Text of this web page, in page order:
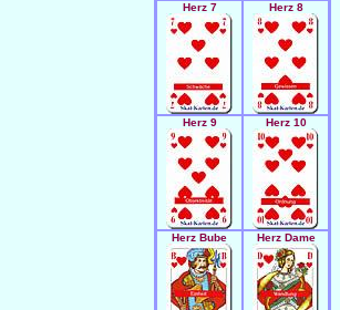
Herz 7 Herz 8
Herz 9 Herz 10
Herz Bube Herz Dame